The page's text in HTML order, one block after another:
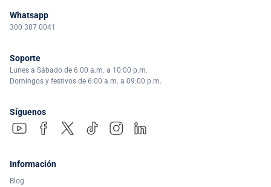
Whatsapp
300 387 0041
Soporte
Lunes a Sábado de 6:00 a.m. a 10:00 p.m.
Domingos y festivos de 6:00 a.m. a 09:00 p.m.
Síguenos
Información
Blog